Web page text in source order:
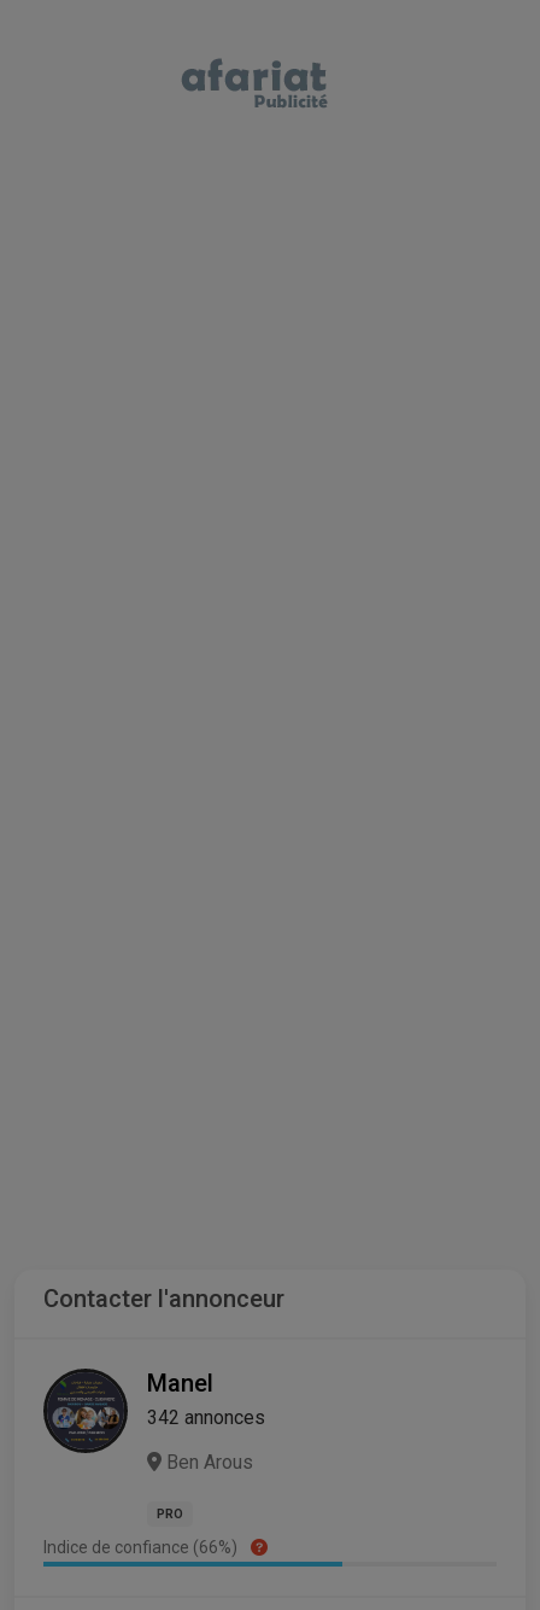
Contacter l'annonceur
Manel
342 annonces
Ben Arous
PRO
Indice de confiance (66%)